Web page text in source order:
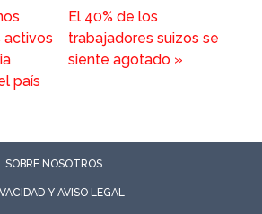
activos
país
El 40% de los
trabajadores suizos se
siente agotado »
SOBRE NOSOTROS
Y AVISO LEGAL